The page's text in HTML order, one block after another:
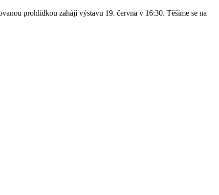
prohlídkou zahájí výstavu 19. června v 16:30. Těšíme se na